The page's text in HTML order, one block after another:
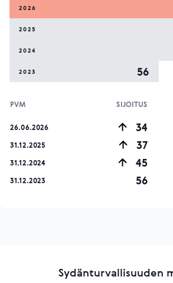
2026
2025
2024
2023 56
PVM SIJOITUS
26.06.2026 34
31.12.2025 37
31.12.2024 45
31.12.2023 56
Sydänturvallisuuden